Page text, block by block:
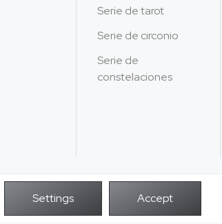
Serie de tarot
Serie de circonio
Serie de
constelaciones
todos los derechos.